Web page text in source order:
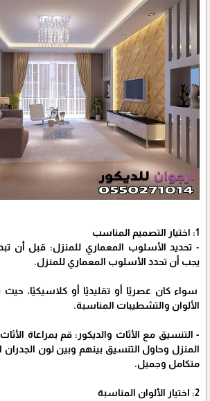
1: اختيار التصميم المناسب
- تحديد الأسلوب المعماري للمنزل: قبل أن
يجب أن تحدد الأسلوب المعماري للمنزل.
سواء كان عصريًا أو تقليديًا أو كلاسيكيًا،
الألوان والتشطيبات المناسبة.
- التنسيق مع الأثاث والديكور: قم بمراعاة
المنزل وحاول التنسيق بينهم وبين لون الجدران
متكامل وجميل.
2: اختيار الألوان المناسبة